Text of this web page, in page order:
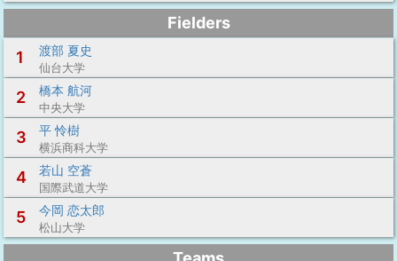
Fielders
1
渡部 夏史
仙台大学
2 橋本 航河
中央大学
3 平 怜樹
横浜商科大学
4 若山 空蒼
国際武道大学
5 今岡 恋太郎
松山大学